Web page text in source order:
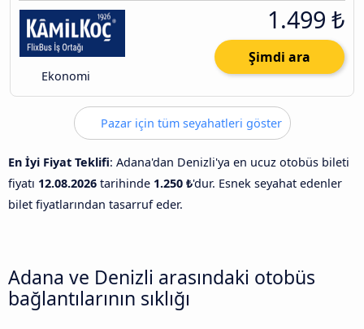
Ekonomi
1.499 ₺
Şimdi ara
Pazar için tüm seyahatleri göster
En İyi Fiyat Teklifi: Adana'dan Denizli'ya en ucuz otobüs bileti
fiyatı 12.08.2026 tarihinde 1.250 ₺'dur. Esnek seyahat edenler
bilet fiyatlarından tasarruf eder.
Adana ve Denizli arasındaki otobüs
bağlantılarının sıklığı